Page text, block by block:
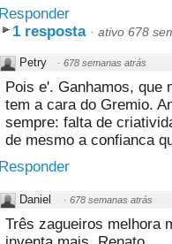
Responder
1 resposta · ativo 678
Petry · 678 semanas atrás
Pois e'. Ganhamos, que
tem a cara do Gremio.
sempre: falta de
de mesmo a confianca
Responder
Daniel · 678 semanas atrás
Três zagueiros melhora